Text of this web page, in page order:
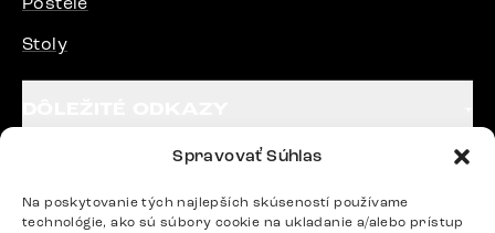
Spravovať Súhlas
Na poskytovanie tých najlepších skúseností používame
technológie, ako sú súbory cookie na ukladanie a/alebo prístup
Stoly
SLEDUJTE NÁS